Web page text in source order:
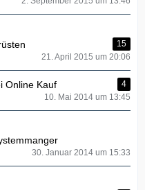
15
21. April 2015 um 20:06
Online Kauf
4
10. Mai 2014 um 13:45
30. Januar 2014 um 15:33